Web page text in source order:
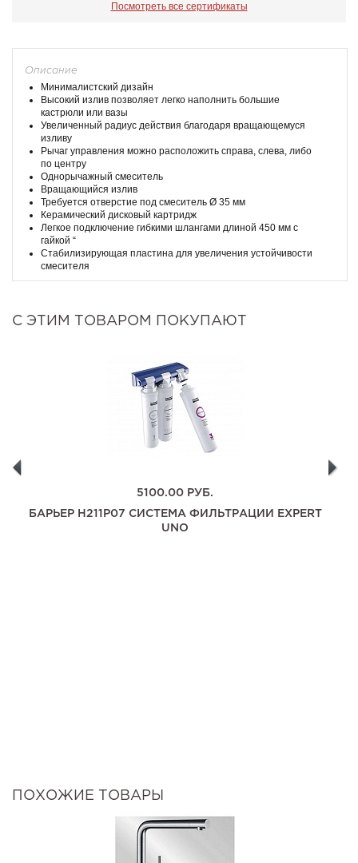
Посмотреть все сертификаты
Описание
Минималистский дизайн
Высокий излив позволяет легко наполнить большие
кастрюли или вазы
Увеличенный радиус действия благодаря вращающемуся
изливу
Рычаг управления можно расположить справа, слева, либо
по центру
Однорычажный смеситель
Вращающийся излив
Требуется отверстие под смеситель Ø 35 мм
Керамический дисковый картридж
Легкое подключение гибкими шлангами длиной 450 мм с
гайкой “
Стабилизирующая пластина для увеличения устойчивости
смесителя
С ЭТИМ ТОВАРОМ ПОКУПАЮТ
5100.00 РУБ.
БАРЬЕР H211P07 СИСТЕМА ФИЛЬТРАЦИИ EXPERT
UNO
ПОХОЖИЕ ТОВАРЫ